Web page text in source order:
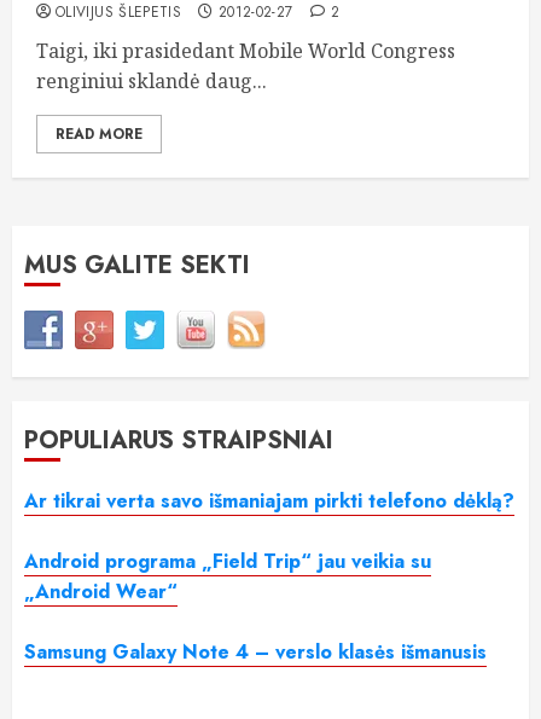
OLIVIJUS ŠLEPETIS 2012-02-27 2
Taigi, iki prasidedant Mobile World Congress
renginiui sklandė daug...
READ MORE
MUS GALITE SEKTI
POPULIARŪS STRAIPSNIAI
Ar tikrai verta savo išmaniajam pirkti telefono dėklą?
Android programa „Field Trip“ jau veikia su
„Android Wear“
Samsung Galaxy Note 4 – verslo klasės išmanusis